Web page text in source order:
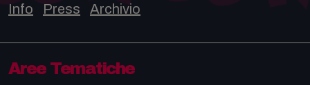
Info Press Archivio
Aree Tematiche